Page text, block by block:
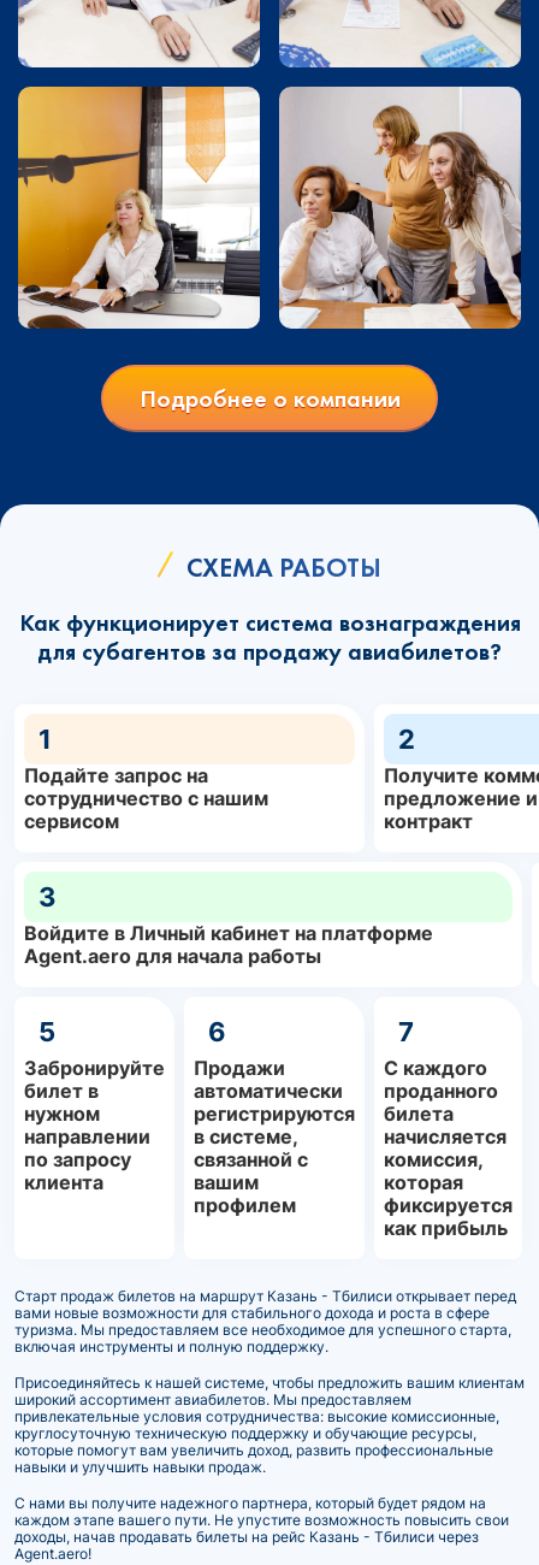
Подробнее о компании
СХЕМА РАБОТЫ
Как функционирует система вознаграждения
для субагентов за продажу авиабилетов?
1
Подайте запрос на
сотрудничество с нашим
сервисом
2
Получите
предложение
контракт
3
Войдите в Личный кабинет на платформе
Agent.aero для начала работы
5
Забронируйте
билет в
нужном
направлении
по запросу
клиента
6
Продажи
автоматически
регистрируются
в системе,
связанной с
вашим
профилем
7
С каждого
проданного
билета
начисляется
комиссия,
которая
фиксируется
как прибыль
Старт продаж билетов на маршрут Казань - Тбилиси открывает перед
вами новые возможности для стабильного дохода и роста в сфере
туризма. Мы предоставляем все необходимое для успешного старта,
включая инструменты и полную поддержку.
Присоединяйтесь к нашей системе, чтобы предложить вашим клиентам
широкий ассортимент авиабилетов. Мы предоставляем
привлекательные условия сотрудничества: высокие комиссионные,
круглосуточную техническую поддержку и обучающие ресурсы,
которые помогут вам увеличить доход, развить профессиональные
навыки и улучшить навыки продаж.
С нами вы получите надежного партнера, который будет рядом на
каждом этапе вашего пути. Не упустите возможность повысить свои
доходы, начав продавать билеты на рейс Казань - Тбилиси через
Agent.aero!